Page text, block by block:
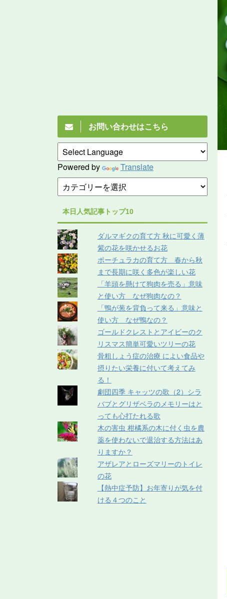
お問い合わせはこちら
Powered by Translate
本日人気記事トップ10
ダルマギクの育て方 秋に可愛く薄
紫の花を咲かせるお花
ポーチュラカの育て方 春から秋
まで長期に咲く多色が楽しい花
「羊頭を懸けて狗肉を売る」意味
と使い方 なぜ狗肉なの？
「鴨が葱を背負って来る」意味と
使い方 なぜ鴨なの？
ゴールドクレストとアイビーのク
リスマス簡単可愛いツリーの花
骨粗しょう症の治療 によい食品や
摂りたい栄養に付いて考えてみ
る！
劇団四季 キャッツの歌（2）シラ
バブとグリザベラのメモリーはと
っても心打たれる歌
木の害虫 柑橘系の木に付く虫を農
薬を使わないで退治する方法はあ
りますか？
アザレアとローズマリーのトイレ
の花
【熱中症予防】お年寄りが気を付
ける４つのこと